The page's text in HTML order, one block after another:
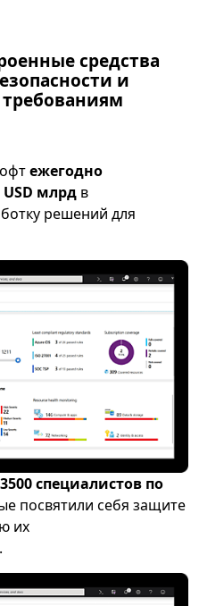
средства
и
требованиям
ежегодно
USD млрд в
решений для
3500 специалистов по
посвятили себя защите
их